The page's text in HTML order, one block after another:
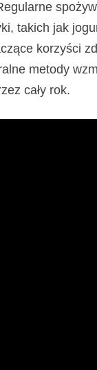
takich jak
korzyści
metody
cały rok.